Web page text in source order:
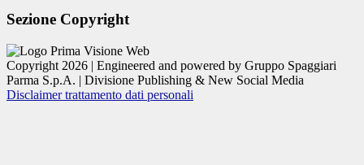
Sezione Copyright
Copyright 2026 | Engineered and powered by Gruppo Spaggiari
Parma S.p.A. | Divisione Publishing & New Social Media
Disclaimer trattamento dati personali